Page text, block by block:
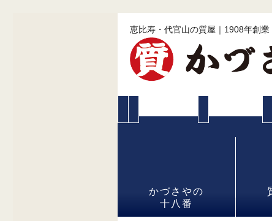
恵比寿・代官山の質屋｜1908年創
かづさやの
十八番